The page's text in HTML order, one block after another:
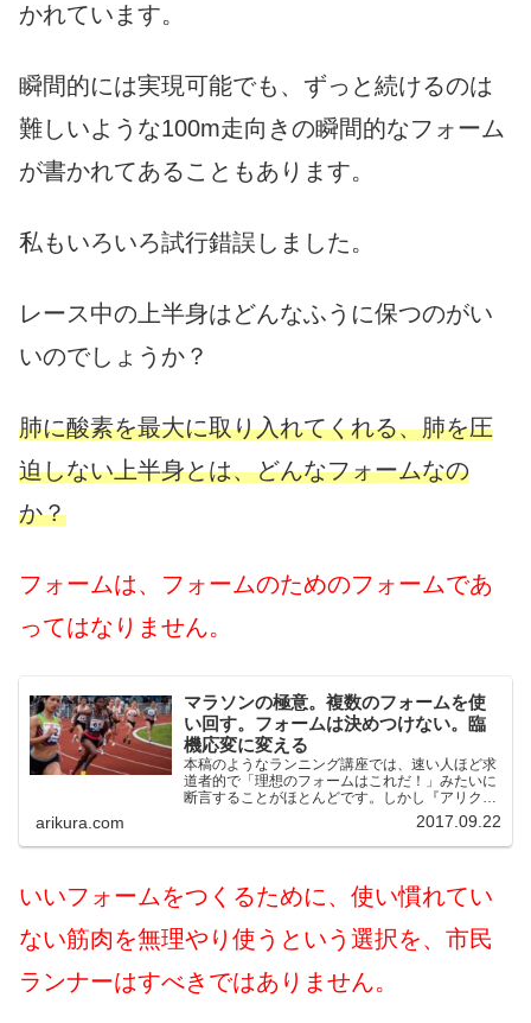
かれています。
瞬間的には実現可能でも、ずっと続けるのは
難しいような100m走向きの瞬間的なフォーム
が書かれてあることもあります。
私もいろいろ試行錯誤しました。
レース中の上半身はどんなふうに保つのがい
いのでしょうか？
肺に酸素を最大に取り入れてくれる、肺を圧
迫しない上半身とは、どんなフォームなの
か？
フォームは、フォームのためのフォームであ
ってはなりません。
マラソンの極意。複数のフォームを使
い回す。フォームは決めつけない。臨
機応変に変える
本稿のようなランニング講座では、速い人ほど求
道者的で「理想のフォームはこれだ！」みたいに
断言することがほとんどです。しかし『アリクラ
のサブスリー養成講座』では「フォームは決めつ
けない。臨機応変に変える」ことを提唱いたしま
す。これは、本講座の最大の特徴のひとつだと思
arikura.com 2017.09.22
いいフォームをつくるために、使い慣れてい
ない筋肉を無理やり使うという選択を、市民
ランナーはすべきではありません。